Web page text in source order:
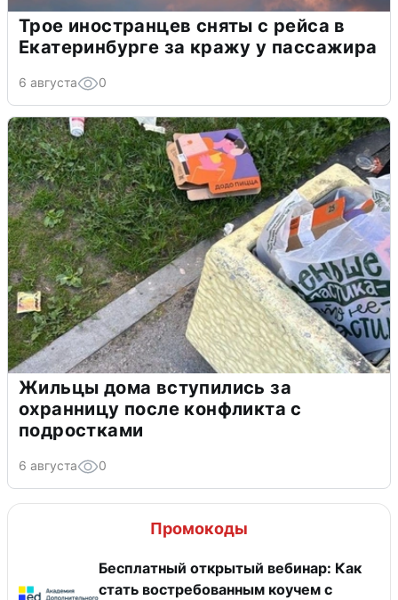
Трое иностранцев сняты с рейса в
Екатеринбурге за кражу у пассажира
6 августа 0
Жильцы дома вступились за
охранницу после конфликта с
подростками
6 августа 0
Промокоды
Бесплатный открытый вебинар: Как
стать востребованным коучем с